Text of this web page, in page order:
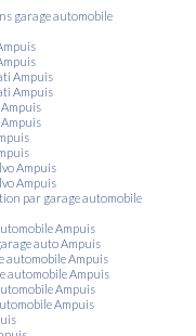
véhicule Peugeot 3008
en Isère
garage automobile
Ampuis
Ampuis
Ampuis
Ampuis
par garage automobile
Ampuis
auto Ampuis
automobile Ampuis
automobile Ampuis
Ampuis
Ampuis